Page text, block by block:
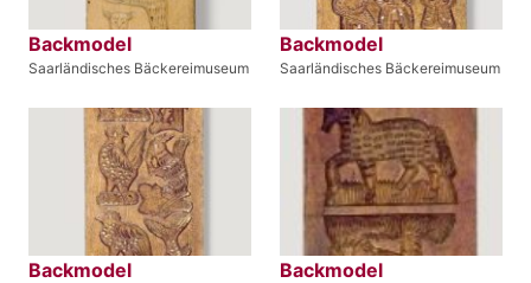
Backmodel
Saarländisches Bäckereimuseum
Backmodel
Saarländisches Bäckereimuseum
Backmodel Backmodel